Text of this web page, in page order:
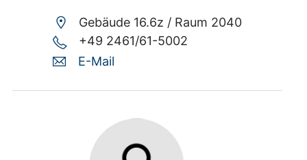
Gebäude 16.6z / Raum 2040
+49 2461/61-5002
E-Mail